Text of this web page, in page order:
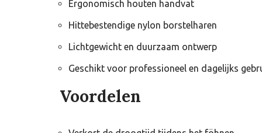
Ergonomisch houten handvat
Hittebestendige nylon borstelharen
Lichtgewicht en duurzaam ontwerp
Geschikt voor professioneel en dagelijks
Voordelen